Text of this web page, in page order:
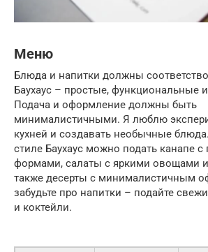
Меню
Блюда и напитки должны
Баухаус – простые, функциональные
Подача и оформление должны быть
минималистичными. Я люблю
кухней и создавать необычные
стиле Баухаус можно подать канапе с
формами, салаты с яркими овощами
также десерты с минималистичным
забудьте про напитки – подайте
и коктейли.